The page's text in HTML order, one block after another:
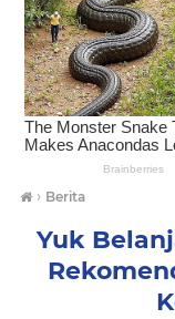
› Berita
Yuk